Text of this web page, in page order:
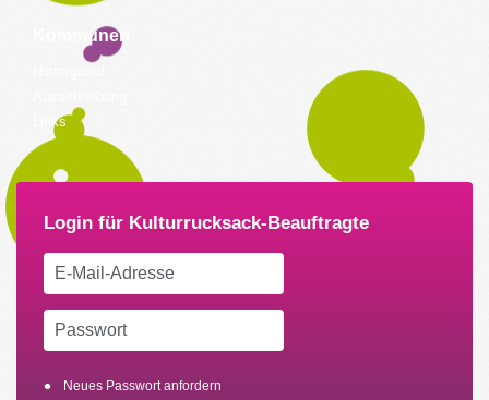
Kommunen
Links
Neues Passwort anfordern